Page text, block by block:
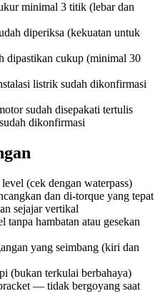
minimal 3 titik (lebar dan
diperiksa (kekuatan untuk
dipastikan cukup (minimal 30
listrik sudah dikonfirmasi
sudah disepakati tertulis
dikonfirmasi
(cek dengan waterpass)
dan di-torque yang tepat
sejajar vertikal
hambatan atau gesekan
yang seimbang (kiri dan
(bukan terkulai berbahaya)
— tidak bergoyang saat